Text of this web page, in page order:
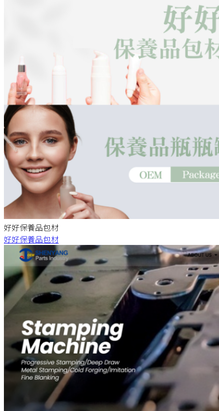
好好保養品包材
好好保養品包材